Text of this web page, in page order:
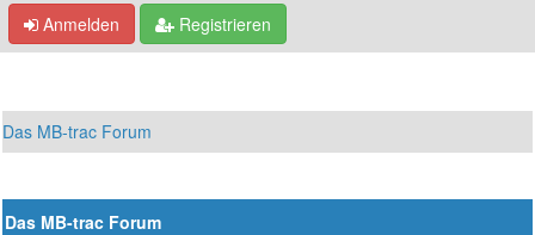
Anmelden Registrieren
Das MB-trac Forum
Das MB-trac Forum